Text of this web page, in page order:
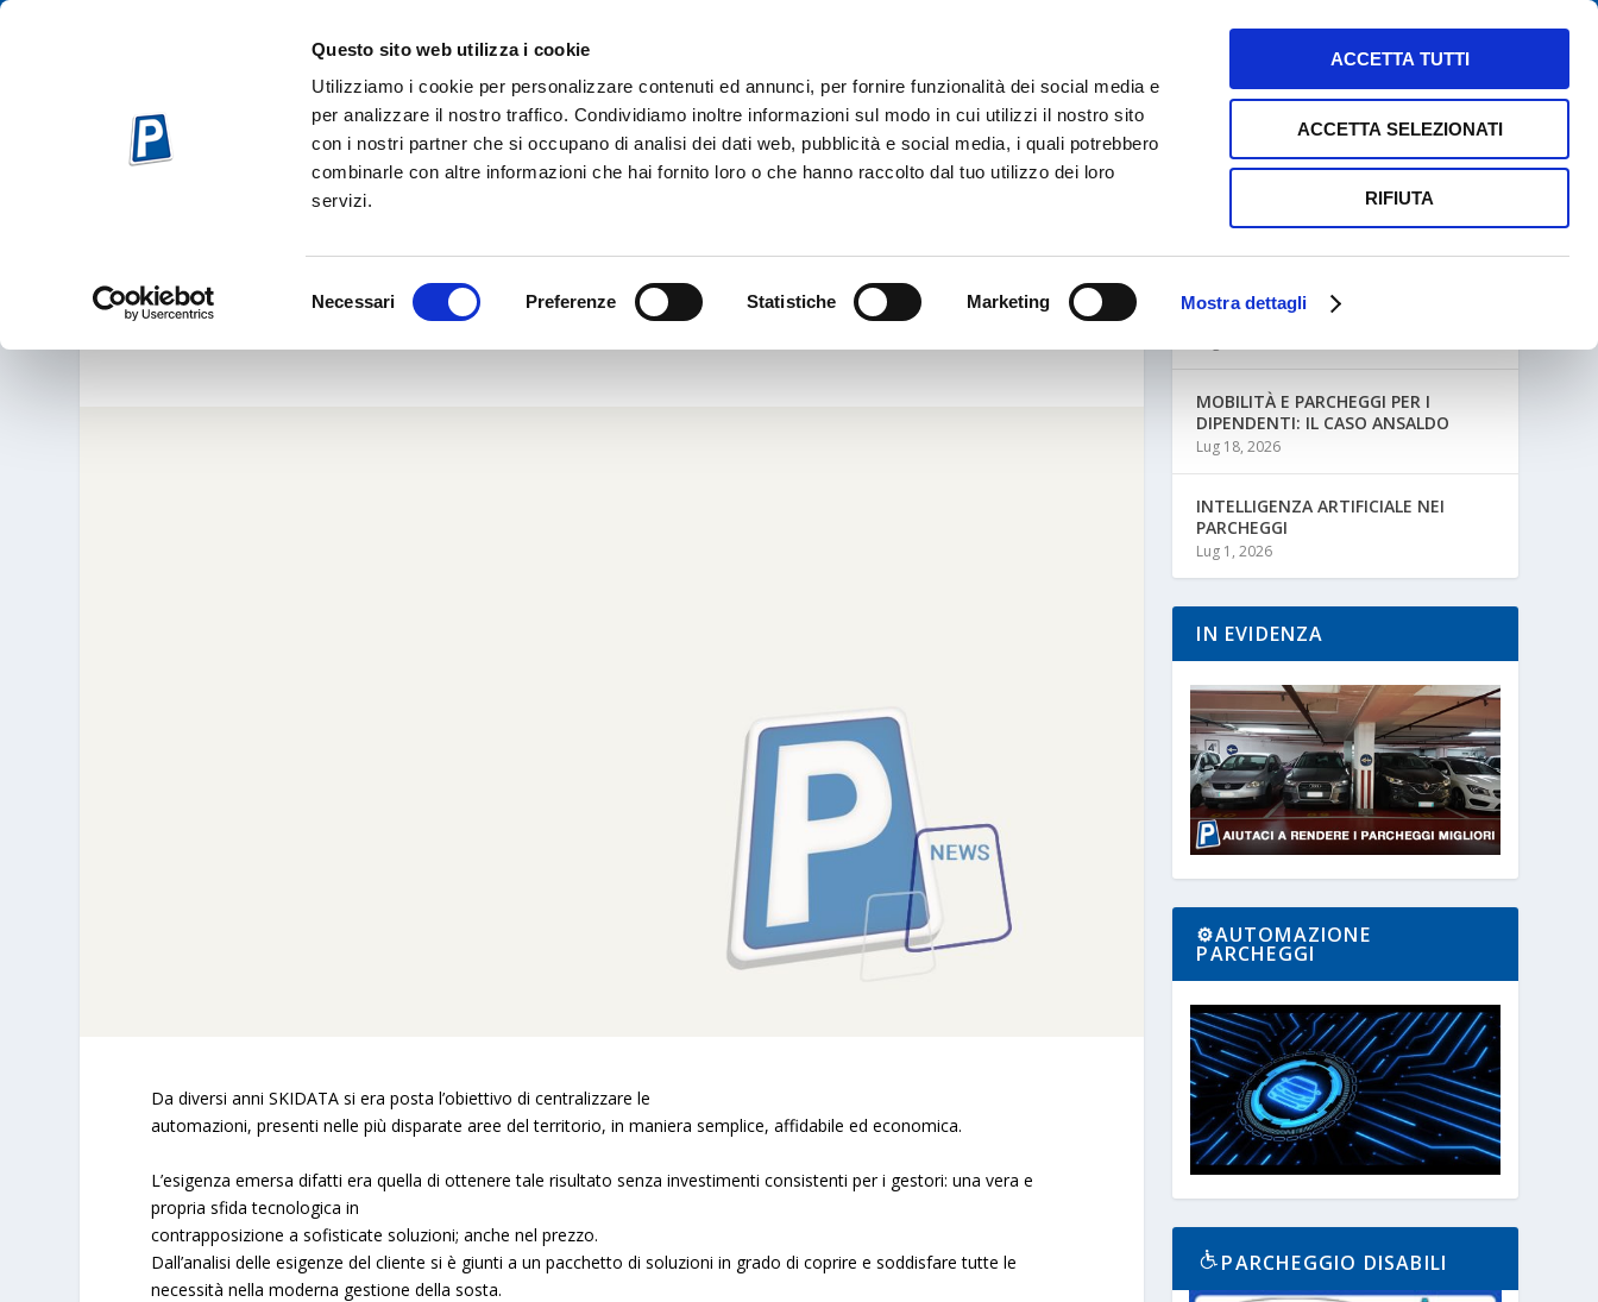
Questo sito web utilizza i cookie
Utilizziamo i cookie per personalizzare contenuti ed annunci, per fornire funzionalità dei social media e
per analizzare il nostro traffico. Condividiamo inoltre informazioni sul modo in cui utilizzi il nostro sito
con i nostri partner che si occupano di analisi dei dati web, pubblicità e social media, i quali potrebbero
combinarle con altre informazioni che hai fornito loro o che hanno raccolto dal tuo utilizzo dei loro
servizi.
Necessari Preferenze Statistiche Marketing Mostra dettagli
ACCETTA TUTTI
ACCETTA SELEZIONATI
RIFIUTA
MAPPE PARCHEGGI CONTATTI
ECONOMICO
Apr 18, 2004 Dalle Aziende
Da diversi anniSKIDATA si era posta l’obiettivo dicentralizzare le
automazioni, presenti nelle più disparate aree del territorio, in maniera semplice, affidabile ed economica.
L’esigenza emersa difatti era quella di ottenere tale risultato senza investimenti consistenti per i gestori: una vera e
propria sfida tecnologica in
contrapposizione a sofisticate soluzioni; anche nel prezzo.
Dall’analisi delle esigenze del cliente si è giunti a un pacchetto di soluzioni in grado di coprire e soddisfare tutte le
necessità nella moderna gestione della sosta.
ULTIME NEWS
MOBILITÀ AZIENDALE E PARCHEGGI
MOBILITÀ E PARCHEGGI PER I
DIPENDENTI: IL CASO ANSALDO
Lug 18, 2026
INTELLIGENZA ARTIFICIALE NEI
PARCHEGGI
Lug 1, 2026
IN EVIDENZA
⚙️AUTOMAZIONE
PARCHEGGI
PARCHEGGIO DISABILI